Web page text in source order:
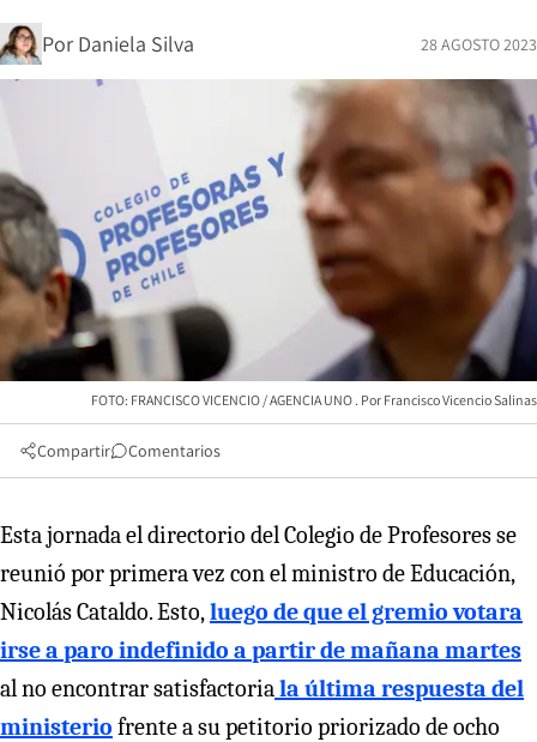
Por Daniela Silva 28 AGOSTO 2023
FOTO: FRANCISCO VICENCIO / AGENCIA UNO Francisco Vicencio Salinas
Compartir Comentarios
Esta jornada el directorio del Colegio de Profesores se
reunió por primera vez con el ministro de Educación,
Nicolás Cataldo. Esto,luego de que el gremio votara
irse a paro indefinido a partir de mañana martes
al no encontrar satisfactoriala última respuesta del
ministerio frente a su petitorio priorizado de ocho